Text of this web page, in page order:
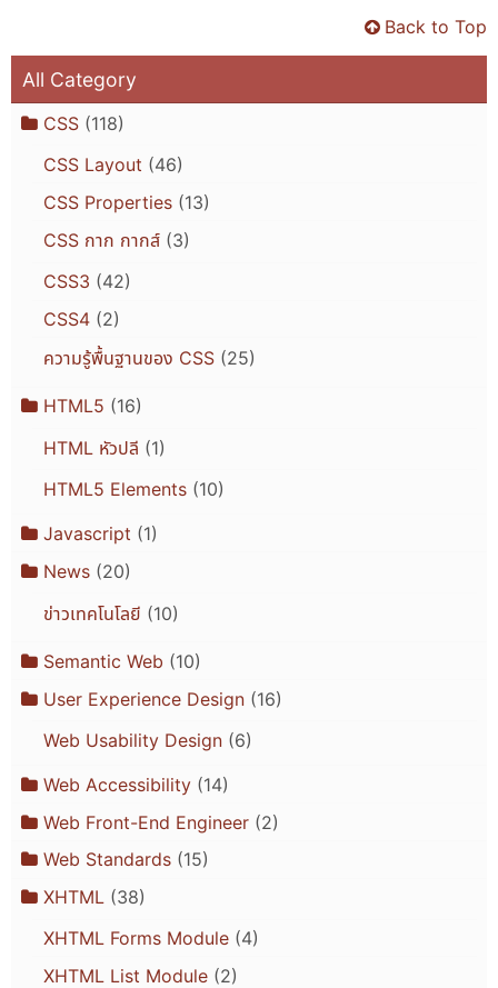
Back to Top
All Category
CSS(118)
CSS Layout (46)
CSS Properties(13)
CSS กาก กากส์(3)
CSS3 (42)
CSS4(2)
ความรู้พื้นฐานของ CSS(25)
HTML5 (16)
HTML หัวปลี (1)
HTML5 Elements(10)
Javascript (1)
News(20)
ข่าวเทคโนโลยี (10)
Semantic Web (10)
User Experience Design(16)
Web Usability Design(6)
Web Accessibility(14)
Web Front-End Engineer(2)
Web Standards(15)
XHTML(38)
XHTML Forms Module(4)
XHTML List Module(2)